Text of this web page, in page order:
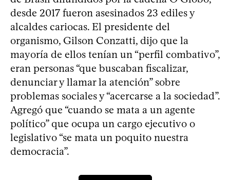
desde 2017 fueron asesinados 23 ediles y
alcaldes cariocas. El presidente del
organismo, Gilson Conzatti, dijo que la
mayoría de ellos tenían un “perfil combativo”,
eran personas “que buscaban fiscalizar,
denunciar y llamar la atención” sobre
problemas sociales y “acercarse a la sociedad”.
Agregó que “cuando se mata a un agente
político” que ocupa un cargo ejecutivo o
legislativo “se mata un poquito nuestra
democracia”.